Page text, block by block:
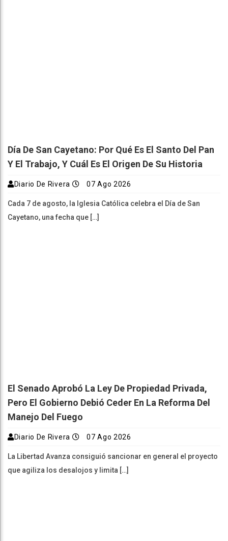
Día De San Cayetano: Por Qué Es El Santo Del Pan
Y El Trabajo, Y Cuál Es El Origen De Su Historia
Diario De Rivera 07 Ago 2026
Cada 7 de agosto, la Iglesia Católica celebra el Día de San
Cayetano, una fecha que […]
El Senado Aprobó La Ley De Propiedad Privada,
Pero El Gobierno Debió Ceder En La Reforma Del
Manejo Del Fuego
Diario De Rivera 07 Ago 2026
La Libertad Avanza consiguió sancionar en general el proyecto
que agiliza los desalojos y limita […]